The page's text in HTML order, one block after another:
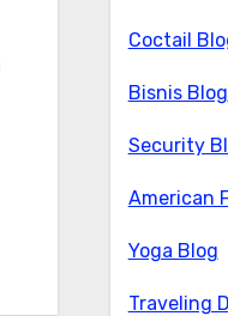
Coctail
Bisnis Blog
Security
American
Yoga Blog
Traveling